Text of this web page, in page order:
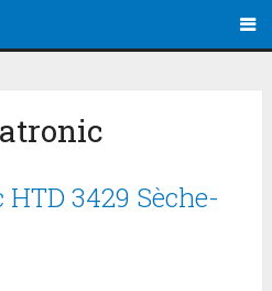
3429 Sèche-